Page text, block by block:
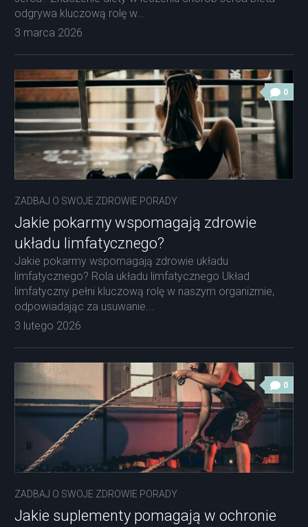
odgrywa kluczową rolę w...
3 marca 2026
0
ZADBAJ O SWOJE ZDROWIE PORADY
Jakie pokarmy wspomagają zdrowie
układu limfatycznego?
Jakie pokarmy wspomagają zdrowie układu
limfatycznego? Rola układu limfatycznego Układ
limfatyczny pełni kluczową rolę w naszym organizmie,
odpowiadając za usuwanie...
3 lutego 2026
0
ZADBAJ O SWOJE ZDROWIE PORADY
Jakie suplementy pomagają w ochronie